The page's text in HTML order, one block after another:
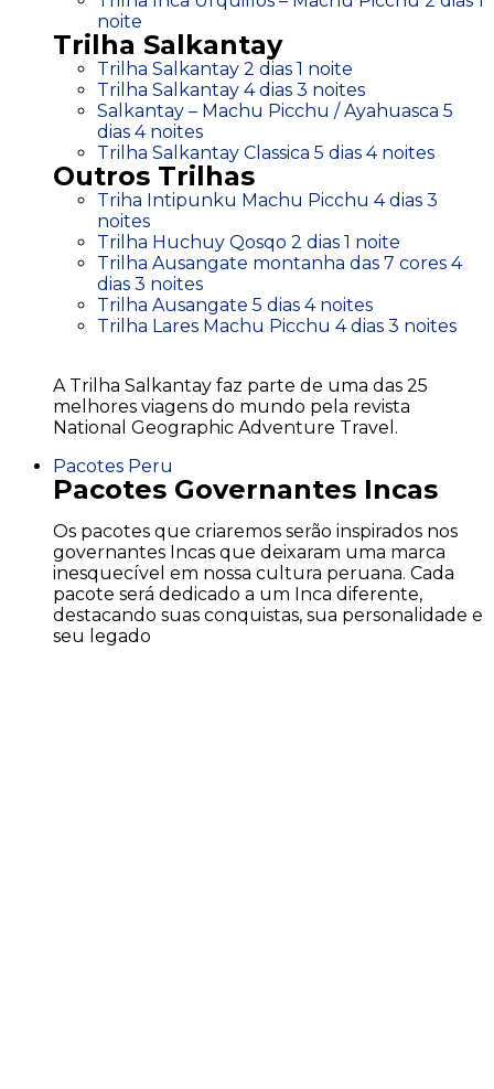
noite
Trilha Salkantay
Trilha Salkantay 2 dias 1 noite
Trilha Salkantay 4 dias 3 noites
Salkantay – Machu Picchu / Ayahuasca 5
dias 4 noites
Trilha Salkantay Classica 5 dias 4 noites
Outros Trilhas
Triha Intipunku Machu Picchu 4 dias 3
noites
Trilha Huchuy Qosqo 2 dias 1 noite
Trilha Ausangate montanha das 7 cores 4
dias 3 noites
Trilha Ausangate 5 dias 4 noites
Trilha Lares Machu Picchu 4 dias 3 noites
A Trilha Salkantay faz parte de uma das 25
melhores viagens do mundo pela revista
National Geographic Adventure Travel.
Pacotes Peru
Pacotes Governantes Incas
Os pacotes que criaremos serão inspirados nos
governantes Incas que deixaram uma marca
inesquecível em nossa cultura peruana. Cada
pacote será dedicado a um Inca diferente,
destacando suas conquistas, sua personalidade e
seu legado